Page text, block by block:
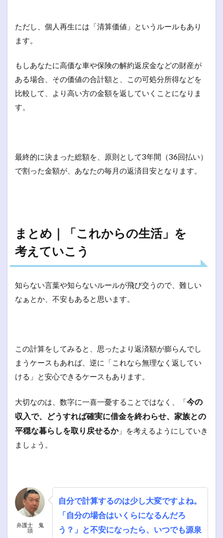
ただし、個人再生には「清算価値」というルールもあり
ます。
もしあなたに高価な車や保険の解約返戻金などの財産が
ある場合、その価値の合計額と、この可処分所得などを
比較して、より高い方の金額を返していくことになりま
す。
最終的に決まった総額を、原則として3年間（36回払い）
で割った金額が、あなたの毎月の返済目安となります。
まとめ｜「これからの生活」を
考えていこう
知らない言葉や知らないルールが飛び交うので、難しい
なぁとか、不安もあると思います。
この計算をしてみると、思ったより返済額が膨らんでし
まうケースもあれば、逆に「これなら無理なく返してい
ける」と安心できるケースもあります。
大切なのは、数字に一喜一憂することではなく、「今の
収入で、どうすれば確実に借金を終わらせ、家族との
平穏な暮らしを取り戻せるか」を考えるようにしていき
ましょう。
弁護士 鬼
頭
自分で計算するのは少し大変ですよね。
「自分の場合はいくらになるんだろ
う？」と不安になったら、いつでも源泉